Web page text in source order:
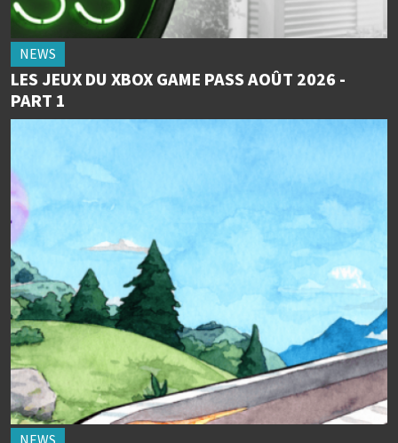
NEWS
LES JEUX DU XBOX GAME PASS AOÛT 2026 -
PART 1